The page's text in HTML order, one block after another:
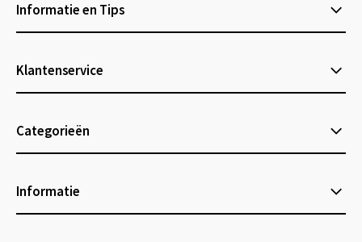
Informatie en Tips
Klantenservice
Categorieën
Informatie